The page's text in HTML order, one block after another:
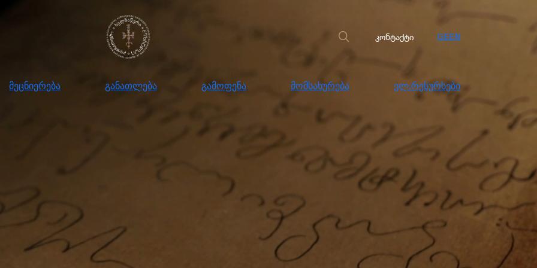
კონტაქტი GEEN
მეცნიერება განათლება გამოფენა მომსახურება ელ.რესურსები
განათლება მომსახურება